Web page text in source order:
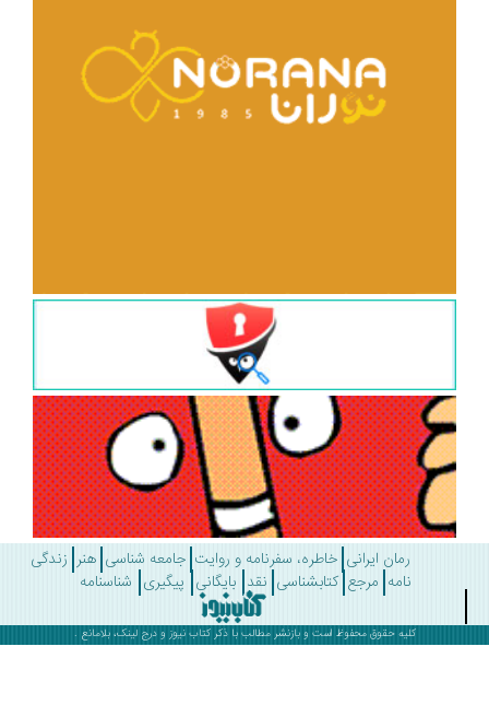
رمان ایرانی خاطره، سفرنامه و روایت جامعه شناسی هنر زندگی
مرجع کتابشناسی نقد بایگانی پیگیری شناسنامه
کلیه حقوق محفوظ است و بازنشر مطالب با ذکرکتاب نیوز و درج لینک، بلامانع .